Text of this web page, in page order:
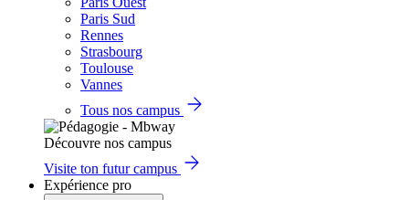
Paris Sud
Rennes
Strasbourg
Toulouse
Vannes
Tous nos campus
Découvre nos campus
Visite ton futur campus
Expérience pro